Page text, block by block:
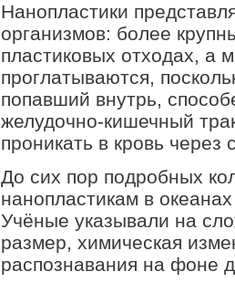
Нанопластики
организмов: более
пластиковых отходах, а
проглатываются,
попавший внутрь,
желудочно-кишечный
проникать в кровь через
До сих пор подробных
нанопластикам в
Учёные указывали на
размер, химическая
распознавания на фоне